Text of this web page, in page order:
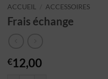
ACCUEIL ACCESSOIRES
Frais échange
€12,00